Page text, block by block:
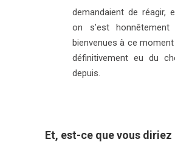
demandaient de réagir,
on s’est
bienvenues à ce
définitivement eu du
depuis.
Et, est-ce que vous diriez